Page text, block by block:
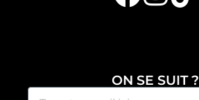
ON SE SUIT ?